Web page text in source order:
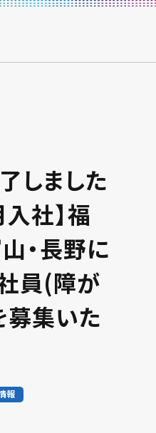
しました
社】福
・長野に
員(障が
集いた
報